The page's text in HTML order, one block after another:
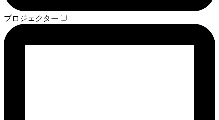
プロジェクター